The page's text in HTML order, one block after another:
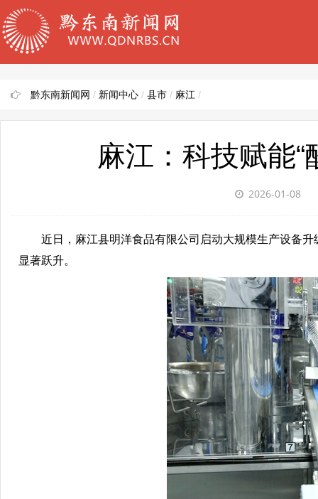
黔东南新闻网 / 新闻中心 / 县市 / 麻江 /
麻江：科技赋能
2026-01-08
近日，麻江县明洋食品有限公司启动大规模生产设备升
显著跃升。